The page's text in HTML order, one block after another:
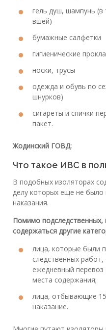
гель душ, шампунь (в
вшей)
бумажные салфетки
гигиенические
носки, трусы
одежда и обувь по
шнурков)
сигареты и спички
пакет.
Жодинский ГОВД:
Что такое ИВС в
В подобных изоляторах
делу которых еще не
наказания.
Помимо
содержаться другие
лица, которые были
следственных
ежедневный перевоз
места содержания;
лица, отбывающие
наказание.